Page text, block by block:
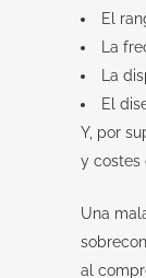
El
La
La
El
Y, por
y costes
Una
al